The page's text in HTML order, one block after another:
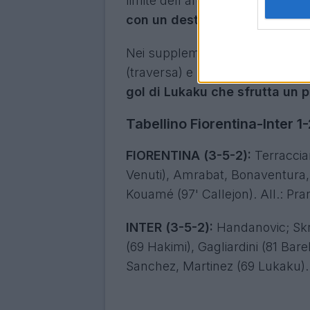
con un destro imparabile.
Nei supplementari è chiaro il
(traversa) e Sanchez (parata di
gol di Lukaku che sfrutta un
Tabellino Fiorentina-Inter
FIORENTINA (3-5-2):
Venuti), Amrabat,
Kouamé (97' Callejon). All.:
INTER (3-5-2): Handanovic;
(69 Hakimi), Gagliardini (81
Sanchez, Martinez (69